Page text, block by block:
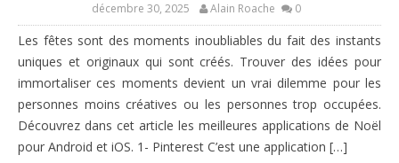
décembre 30, 2025 Alain Roache 0
Les fêtes sont des moments inoubliables du fait des instants
uniques et originaux qui sont créés. Trouver des idées pour
immortaliser ces moments devient un vrai dilemme pour les
personnes moins créatives ou les personnes trop occupées.
Découvrez dans cet article les meilleures applications de Noël
pour Android et iOS. 1- Pinterest C’est une application […]